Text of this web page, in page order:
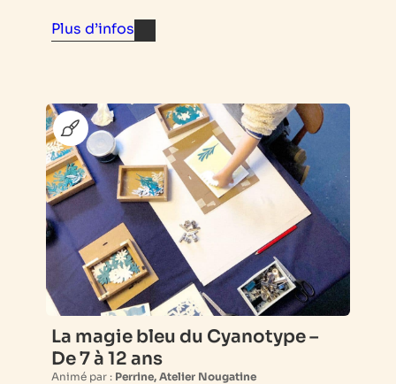
Plus d’infos
La magie bleu du Cyanotype –
De 7 à 12 ans
Animé par : Perrine, Atelier Nougatine